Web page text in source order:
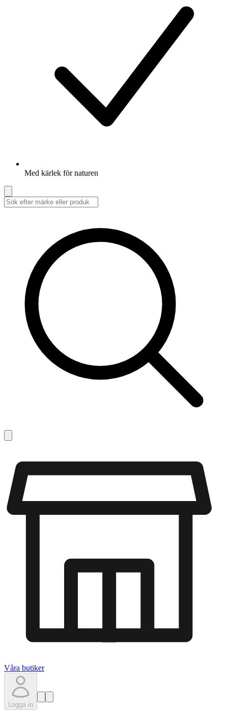
Med kärlek för naturen
Våra butiker
Logga in